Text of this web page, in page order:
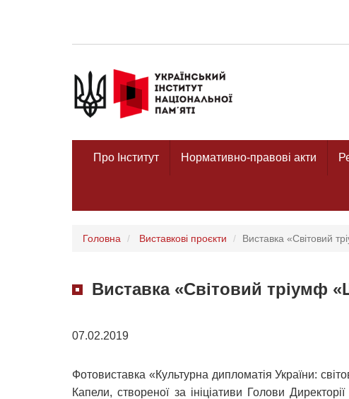
Про Інститут Нормативно-правові акти
Головна Виставкові проєкти Виставка «Світовий
Виставка «Світовий тріумф
07.02.2019
Фотовиставка «Культурна дипломатія України:
Капели, створеної за ініціативи Голови